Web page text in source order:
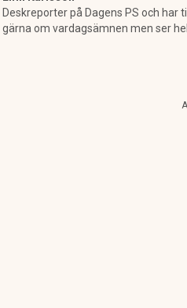
Deskreporter på Dagens PS och
gärna om vardagsämnen men ser